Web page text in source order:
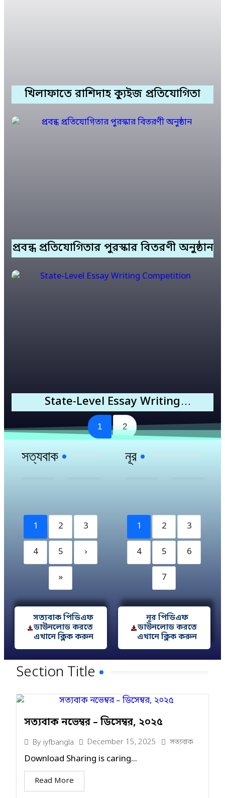
খিলাফাতে রাশিদাহ ক্যুইজ প্রতিযোগিতা
প্রবন্ধ প্রতিযোগিতার পুরস্কার বিতরণী অনুষ্ঠান
State-Level Essay Writing
Competition
1 2
সত্যবাক
1 2 3
4 5 ›
»
সত্যবাক পিডিএফ
ডাউনলোড করতে
এখানে ক্লিক করুন
নূর
1 2 3
4 5 6
7
নূর পিডিএফ
ডাউনলোড করতে
এখানে ক্লিক করুন
Section Title
সত্যবাক নভেম্বর – ডিসেম্বর, ২০২৫
By iyfbangla December 15, 2025 সত্যবাক
Download Sharing is caring...
Read More